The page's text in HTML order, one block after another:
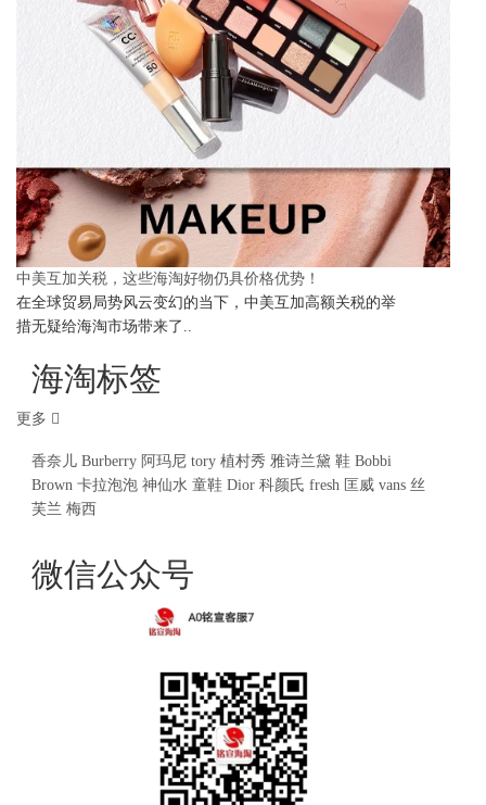
中美互加关税，这些海淘好物仍具价格优势！
在全球贸易局势风云变幻的当下，中美互加高额关税的举
措无疑给海淘市场带来了..
海淘标签
更多
香奈儿 Burberry 阿玛尼 tory 植村秀 雅诗兰黛 鞋 Bobbi
Brown 卡拉泡泡 神仙水 童鞋 Dior 科颜氏 fresh 匡威 vans 丝
芙兰 梅西
微信公众号